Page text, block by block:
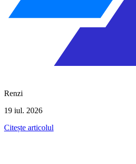
Renzi
19 iul. 2026
Citește articolul